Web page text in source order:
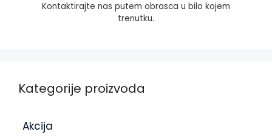
Kontaktirajte nas putem obrasca u bilo kojem
trenutku.
Kategorije proizvoda
Akcija